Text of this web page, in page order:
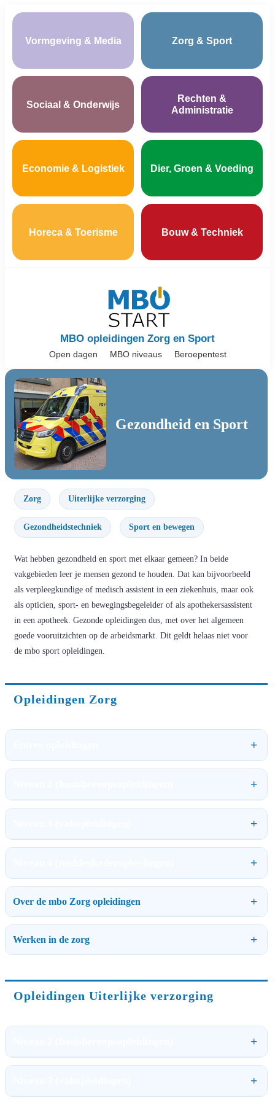
Vormgeving & Media Zorg & Sport
Sociaal & Onderwijs
Rechten &
Administratie
Economie & Logistiek Dier, Groen & Voeding
Horeca & Toerisme Bouw & Techniek
MBO opleidingen Zorg en Sport
Open dagen MBO niveaus Beroepentest
Gezondheid en Sport
Zorg Uiterlijke verzorging
Gezondheidstechniek Sport en bewegen
Wat hebben gezondheid en sport met elkaar gemeen? In beide
vakgebieden leer je mensen gezond te houden. Dat kan bijvoorbeeld
als verpleegkundige of medisch assistent in een ziekenhuis, maar ook
als opticien, sport- en bewegingsbegeleider of als apothekersassistent
in een apotheek. Gezonde opleidingen dus, met over het algemeen
goede vooruitzichten op de arbeidsmarkt. Dit geldt helaas niet voor
de mbo sport opleidingen.
Opleidingen Zorg
Over de mbo Zorg opleidingen
Werken in de zorg
Opleidingen Uiterlijke verzorging